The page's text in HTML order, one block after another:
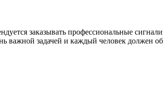
заказывать профессиональные
важной задачей и каждый человек должен